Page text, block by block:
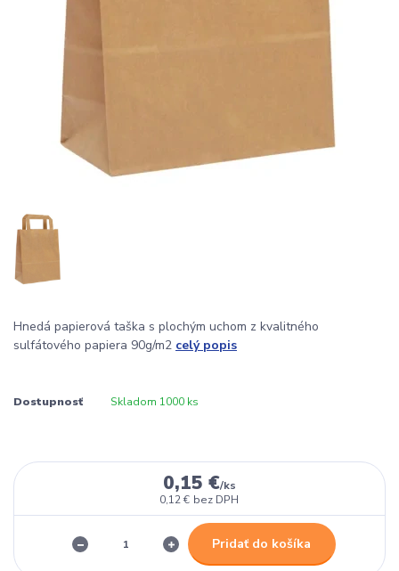
Hnedá papierová taška s plochým uchom z kvalitného
sulfátového papiera 90g/m2 celý popis
Dostupnosť Skladom 1000 ks
0,15 €/ks
0,12 € bez DPH
Pridať do košíka